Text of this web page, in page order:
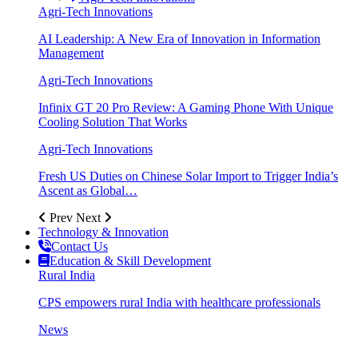
Agri-Tech Innovations
AI Leadership: A New Era of Innovation in Information
Management
Agri-Tech Innovations
Infinix GT 20 Pro Review: A Gaming Phone With Unique
Cooling Solution That Works
Agri-Tech Innovations
Fresh US Duties on Chinese Solar Import to Trigger India’s
Ascent as Global…
Prev Next
Technology & Innovation
Contact Us
Education & Skill Development
Rural India
CPS empowers rural India with healthcare professionals
News